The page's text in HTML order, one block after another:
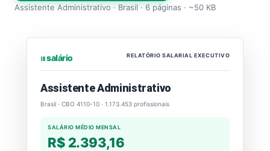
Assistente Administrativo · Brasil · 6 páginas · ~50 KB
⏐⏐⏐ salário RELATÓRIO SALARIAL EXECUTIVO
Assistente Administrativo
Brasil · CBO 4110-10 · 1.173.453 profissionais
SALÁRIO MÉDIO MENSAL
R$ 2.393,16